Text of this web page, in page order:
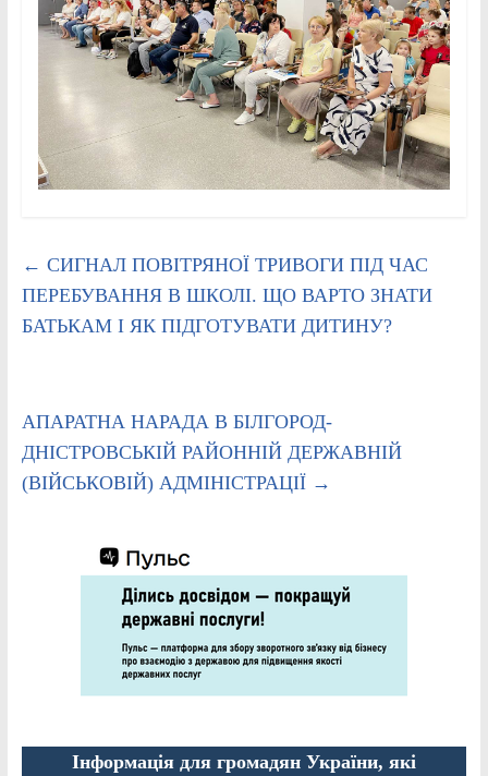
← СИГНАЛ ПОВІТРЯНОЇ ТРИВОГИ ПІД ЧАС
ПЕРЕБУВАННЯ В ШКОЛІ. ЩО ВАРТО ЗНАТИ
БАТЬКАМ І ЯК ПІДГОТУВАТИ ДИТИНУ?
АПАРАТНА НАРАДА В БІЛГОРОД-
ДНІСТРОВСЬКІЙ РАЙОННІЙ ДЕРЖАВНІЙ
(ВІЙСЬКОВІЙ) АДМІНІСТРАЦІЇ →
Інформація для громадян України, які